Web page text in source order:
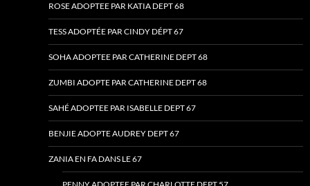
ROSE ADOPTEE PAR KATIA DEPT 68
TESS ADOPTÉE PAR CINDY DÉPT 67
SOHA ADOPTEE PAR CATHERINE DEPT 68
ZUMBI ADOPTE PAR CATHERINE DEPT 68
SAHÉ ADOPTEE PAR ISABELLE DEPT 67
BENJIE ADOPTE AUDREY DEPT 67
ZANIA EN FA DANS LE 67